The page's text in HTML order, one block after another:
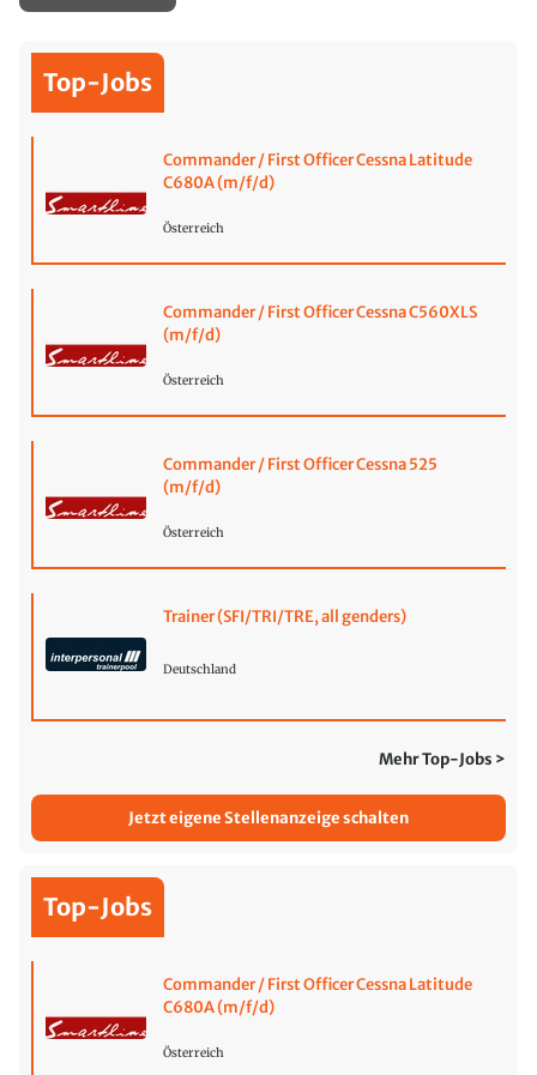
Top-Jobs
Commander / First Officer Cessna Latitude
C680A (m/f/d)
Österreich
Commander / First Officer Cessna C560XLS
(m/f/d)
Österreich
Commander / First Officer Cessna 525
(m/f/d)
Österreich
Trainer (SFI/TRI/TRE, all genders)
Deutschland
Mehr Top-Jobs >
Jetzt eigene Stellenanzeige schalten
Top-Jobs
Commander / First Officer Cessna Latitude
C680A (m/f/d)
Österreich